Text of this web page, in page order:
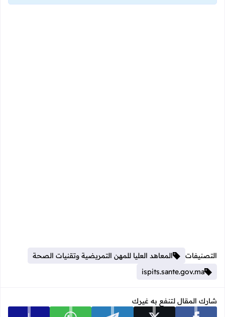
التصنيفات
المعاهد العليا للمهن التمريضية وتقنيات الصحة
ispits.sante.gov.ma
شارك المقال لتنفع به غيرك